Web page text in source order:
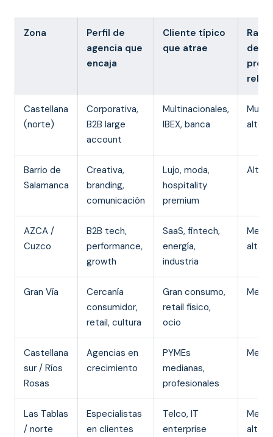
Zona
Perfil de
agencia que
encaja
Cliente típico
que atrae
de
Castellana
(norte)
Corporativa,
B2B large
account
Multinacionales,
IBEX, banca
Muy
alto
Barrio de
Salamanca
Creativa,
branding,
comunicación
Lujo, moda,
hospitality
premium
Alto
AZCA /
Cuzco
B2B tech,
performance,
growth
SaaS, fintech,
energía,
industria
alto
Gran Vía
Cercanía
consumidor,
retail, cultura
Gran consumo,
retail físico,
ocio
Medio
Castellana
sur / Ríos
Rosas
Agencias en
crecimiento
PYMEs
medianas,
profesionales
Medio
Las Tablas
/ norte
Especialistas
en clientes
Telco, IT
enterprise
alto